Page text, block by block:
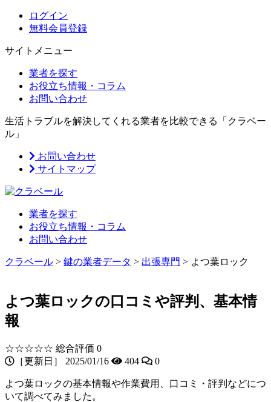
ログイン
無料会員登録
サイトメニュー
業者を探す
お役立ち情報・コラム
お問い合わせ
生活トラブルを解決してくれる業者を比較できる「クラベー
ル」
お問い合わせ
サイトマップ
業者を探す
お役立ち情報・コラム
お問い合わせ
クラベール > 鍵の業者データ > 出張専門 > よつ葉ロック
よつ葉ロックの口コミや評判、基本情
報
☆☆☆☆☆ 総合評価 0
［更新日］ 2025/01/16
404 0
よつ葉ロックの基本情報や作業費用、口コミ・評判などにつ
いて調べてみました。